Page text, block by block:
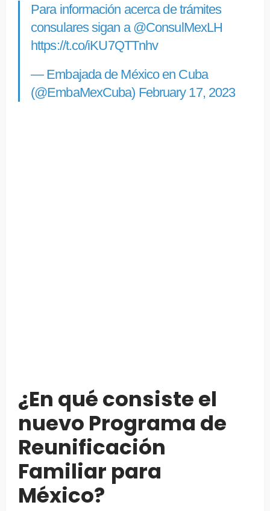
Para información acerca de trámites
consulares sigan a@ConsulMexLH
https://t.co/iKU7QTTnhv
— Embajada de México en Cuba
(@EmbaMexCuba) February 17, 2023
¿En qué consiste el
nuevo Programa de
Reunificación
Familiar para
México?